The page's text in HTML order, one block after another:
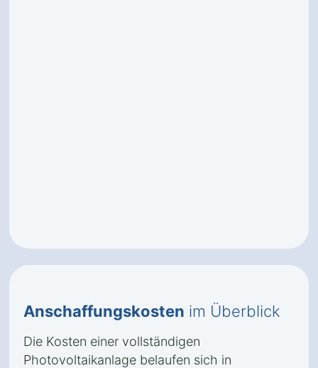
Anschaffungskosten im Überblick
Die Kosten einer vollständigen
Photovoltaikanlage belaufen sich in